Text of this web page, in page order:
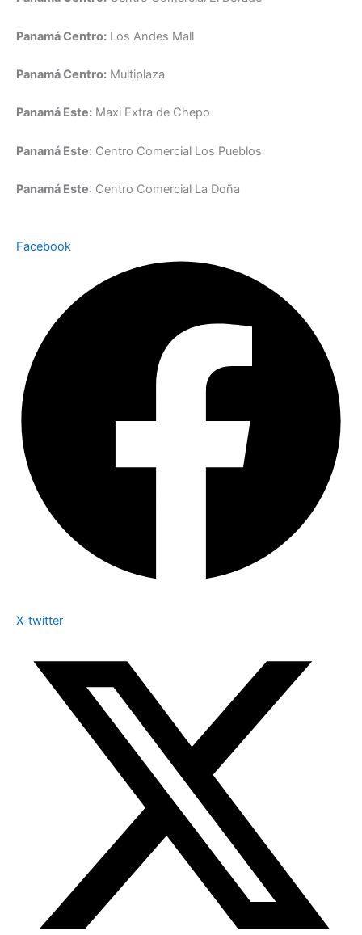
Panamá Centro: Los Andes Mall
Panamá Centro: Multiplaza
Panamá Este: Maxi Extra de Chepo
Panamá Este: Centro Comercial Los Pueblos
Panamá Este: Centro Comercial La Doña
Facebook
X-twitter